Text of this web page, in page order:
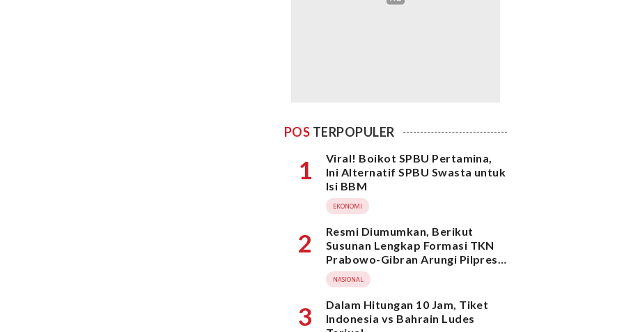
POS TERPOPULER
1
Viral! Boikot SPBU Pertamina,
Ini Alternatif SPBU Swasta untuk
Isi BBM
EKONOMI
2
Resmi Diumumkan, Berikut
Susunan Lengkap Formasi TKN
Prabowo-Gibran Arungi Pilpres
2024, Ada Ridwan Kamil hingga
Suami Yenny Wahid
NASIONAL
3
Dalam Hitungan 10 Jam, Tiket
Indonesia vs Bahrain Ludes